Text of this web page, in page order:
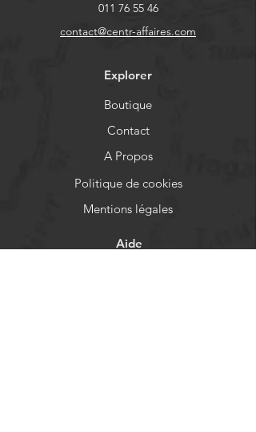
011 76 55 46
contact@centr-affaires.com
Explorer
Boutique
Contact
A Propos
Politique de cookies
Mentions légales
Aide